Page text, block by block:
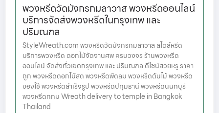
พวงหรีดวัดมังกรกมลาวาส พวงหรีดออนไลน์
บริการจัดส่งพวงหรีดในกรุงเทพ และ
ปริมณฑล
StyleWreath.com พวงหรีดวัดมังกรกมลาวาส สไตล์หรีด
บริการพวงหรีด ดอกไม้จัดงานศพ ครบวงจร ร้านพวงหรีด
ออนไลน์ จัดส่งทั่วเขตกรุงเทพ และ ปริมณฑล ดีไซน์สวยหรู ราคา
ถูก พวงหรีดดอกไม้สด พวงหรีดพัดลม พวงหรีดต้นไม้ พวงหรีด
ของใช้ พวงหรีดสำเร็จรูป พวงหรีดปทุมธานี พวงหรีดนนทบุรี
พวงหรีดกทม Wreath delivery to temple in Bangkok
Thailand